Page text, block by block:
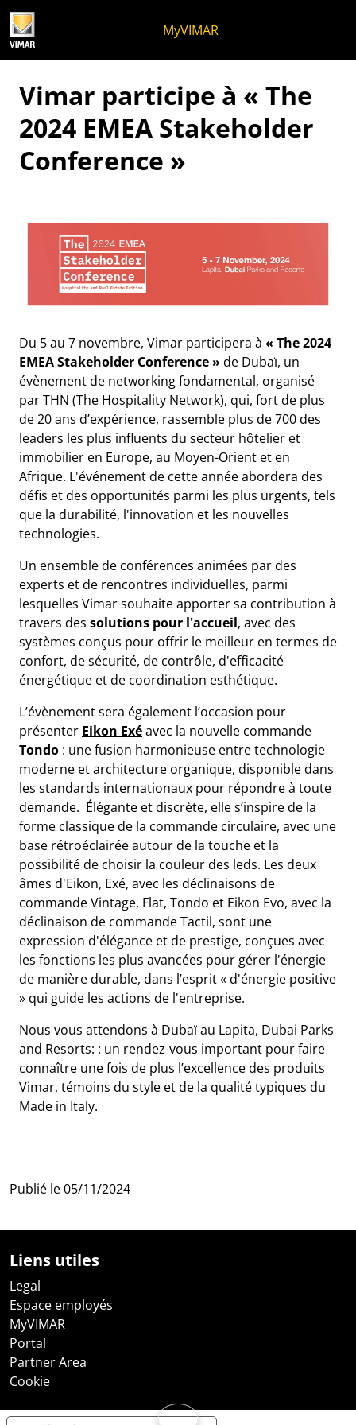
MyVIMAR
Vimar participe à « The
2024 EMEA Stakeholder
Conference »
Du 5 au 7 novembre, Vimar participera à « The 2024
EMEA Stakeholder Conference » de Dubaï, un
évènement de networking fondamental, organisé
par THN (The Hospitality Network), qui, fort de plus
de 20 ans d’expérience, rassemble plus de 700 des
leaders les plus influents du secteur hôtelier et
immobilier en Europe, au Moyen-Orient et en
Afrique. L'événement de cette année abordera des
défis et des opportunités parmi les plus urgents, tels
que la durabilité, l'innovation et les nouvelles
technologies.
Un ensemble de conférences animées par des
experts et de rencontres individuelles, parmi
lesquelles Vimar souhaite apporter sa contribution à
travers des solutions pour l'accueil, avec des
systèmes conçus pour offrir le meilleur en termes de
confort, de sécurité, de contrôle, d'efficacité
énergétique et de coordination esthétique.
L’évènement sera également l’occasion pour
présenter Eikon Exéavec la nouvelle commande
Tondo : une fusion harmonieuse entre technologie
moderne et architecture organique, disponible dans
les standards internationaux pour répondre à toute
demande. Élégante et discrète, elle s’inspire de la
forme classique de la commande circulaire, avec une
base rétroéclairée autour de la touche et la
possibilité de choisir la couleur des leds. Les deux
âmes d'Eikon, Exé, avec les déclinaisons de
commande Vintage, Flat, Tondo et Eikon Evo, avec la
déclinaison de commande Tactil, sont une
expression d'élégance et de prestige, conçues avec
les fonctions les plus avancées pour gérer l'énergie
de manière durable, dans l’esprit « d'énergie positive
» qui guide les actions de l'entreprise.
Nous vous attendons à Dubaï au Lapita, Dubai Parks
and Resorts: : un rendez-vous important pour faire
connaître une fois de plus l’excellence des produits
Vimar, témoins du style et de la qualité typiques du
Made in Italy.
Publié le05/11/2024
Liens utiles
Legal
Espace employés
MyVIMAR
Portal
Partner Area
Cookie